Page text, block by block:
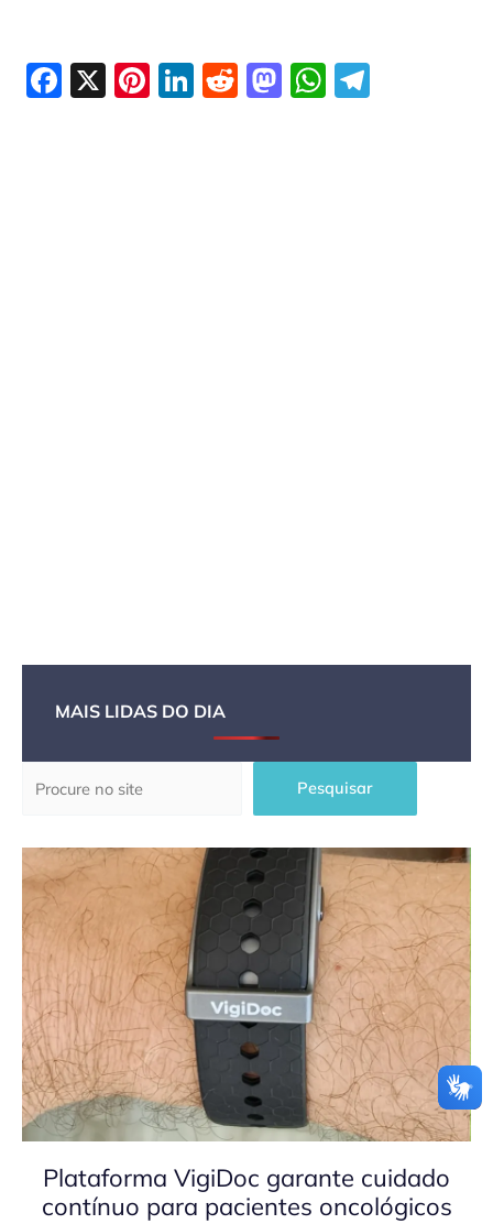
Facebook
X Pinterest
LinkedIn
Reddit
Mastodon
MAIS LIDAS DO DIA
Pesquisar
Plataforma VigiDoc garante cuidado
contínuo para pacientes oncológicos